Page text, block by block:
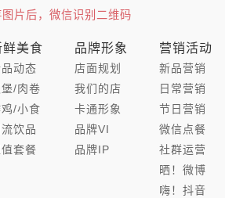
片后，微信识别二维码
鲜美食
动态
堡/肉卷
/小食
饮品
套餐
品牌形象
店面规划
我们的店
卡通形象
品牌VI
品牌IP
营销活动
新品营销
日常营销
节日营销
微信点餐
社群运营
晒！微博
嗨！抖音